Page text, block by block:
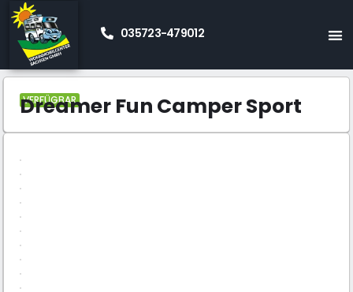
035723-479012
Start»Kastenwagen»Dreamer
Dreamer Fun Camper
Sport
VERFÜGBAR
Dreamer Fun Camper Sport